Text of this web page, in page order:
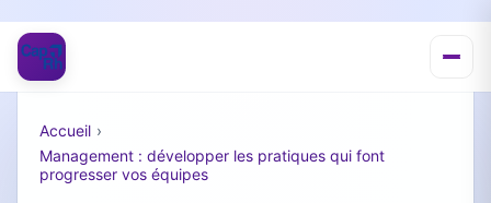
Accueil ›
Management : développer les pratiques qui font
progresser vos équipes